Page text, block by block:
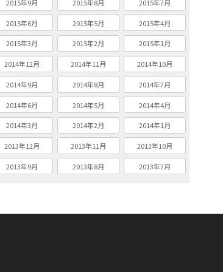
2015年9月 2015年8月 2015年7月
2015年6月 2015年5月 2015年4月
2015年3月 2015年2月 2015年1月
2014年12月 2014年11月 2014年10月
2014年9月 2014年8月 2014年7月
2014年6月 2014年5月 2014年4月
2014年3月 2014年2月 2014年1月
2013年12月 2013年11月 2013年10月
2013年9月 2013年8月 2013年7月